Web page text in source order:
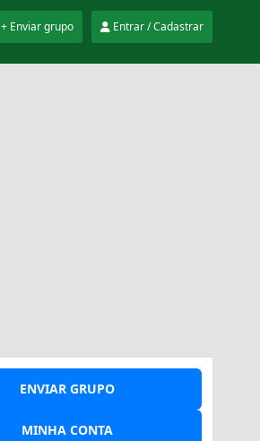
Entrar / Cadastrar
+ Enviar grupo
ENVIAR GRUPO
MINHA CONTA